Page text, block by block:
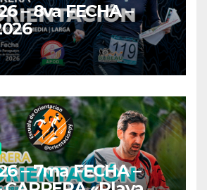
– 8va FECHA –
– 7ma FECHA –